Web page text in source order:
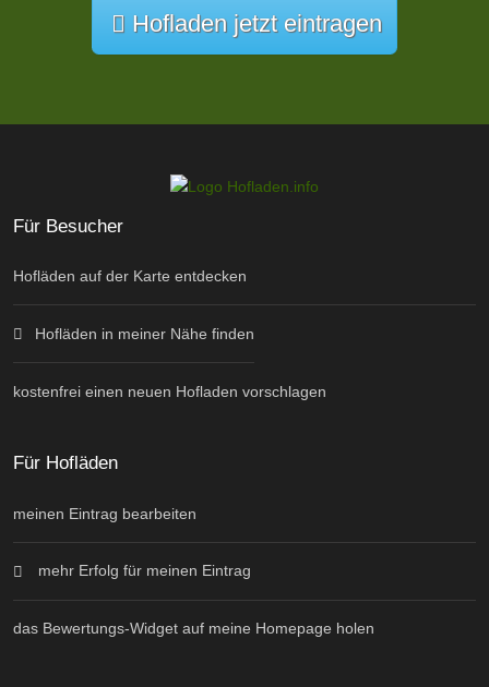
Hofladen jetzt eintragen
Für Besucher
Hofläden auf der Karte entdecken
Hofläden in meiner Nähe finden
kostenfrei einen neuen Hofladen vorschlagen
Für Hofläden
meinen Eintrag bearbeiten
mehr Erfolg für meinen Eintrag
das Bewertungs-Widget auf meine Homepage holen